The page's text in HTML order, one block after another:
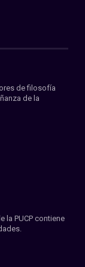
de filosofía
de la
la PUCP contiene